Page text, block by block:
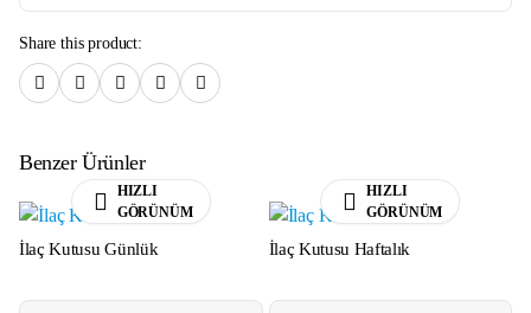
Share this product:
Benzer Ürünler
HIZLI
GÖRÜNÜM
İlaç Kutusu Günlük
HIZLI
GÖRÜNÜM
İlaç Kutusu Haftalık